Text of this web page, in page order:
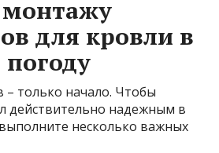
для кровли в
только начало. Чтобы
действительно надежным в
несколько важных